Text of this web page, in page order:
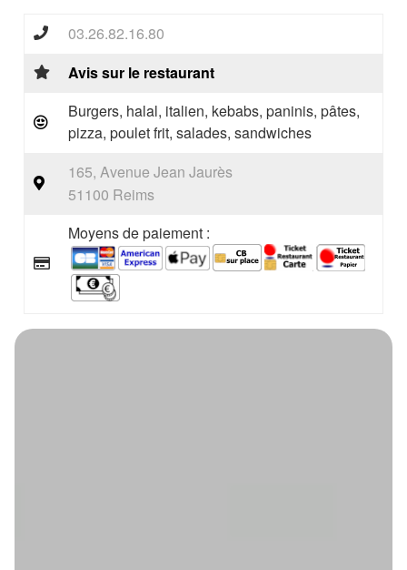
03.26.82.16.80
Avis sur le restaurant
Burgers, halal, italien, kebabs, paninis, pâtes,
pizza, poulet frit, salades, sandwiches
165, Avenue Jean Jaurès
51100 Reims
Moyens de paiement :